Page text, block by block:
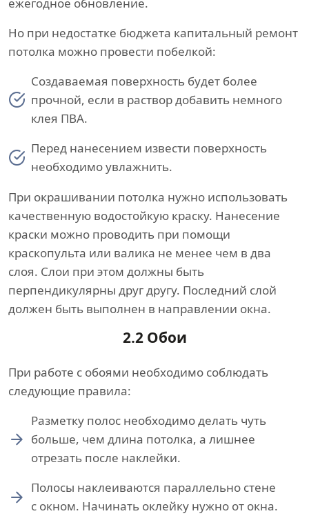
Но при недостатке бюджета капитальный ремонт
потолка можно провести побелкой:
Создаваемая поверхность будет более
прочной, если в раствор добавить немного
клея ПВА.
Перед нанесением извести поверхность
необходимо увлажнить.
При окрашивании потолка нужно использовать
качественную водостойкую краску. Нанесение
краски можно проводить при помощи
краскопульта или валика не менее чем в два
слоя. Слои при этом должны быть
перпендикулярны друг другу. Последний слой
должен быть выполнен в направлении окна.
2.2 Обои
При работе с обоями необходимо соблюдать
следующие правила:
Разметку полос необходимо делать чуть
больше, чем длина потолка, а лишнее
отрезать после наклейки.
Полосы наклеиваются параллельно стене
с окном. Начинать оклейку нужно от окна.